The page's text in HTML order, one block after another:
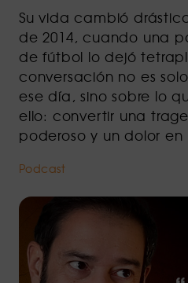
Su vida cambió
de 2014, cuando una
de fútbol lo dejó
conversación no es
ese día, sino sobre lo
ello: convertir una
poderoso y un dolor en
Podcast